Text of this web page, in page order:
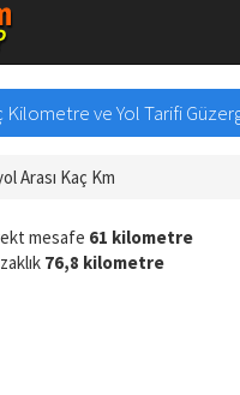
ve Yol Tarifi
Arası Kaç Km
mesafe 61 kilometre
76,8 kilometre